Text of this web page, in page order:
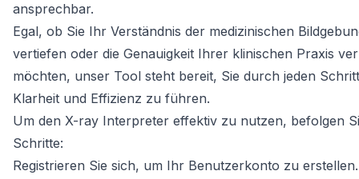
ansprechbar.
Egal, ob Sie Ihr Verständnis der medizinischen
vertiefen oder die Genauigkeit Ihrer klinischen Praxis
möchten, unser Tool steht bereit, Sie durch jeden
Klarheit und Effizienz zu führen.
Um den X-ray Interpreter effektiv zu nutzen, befolgen
Schritte:
Registrieren Sie sich, um Ihr Benutzerkonto zu erstellen.